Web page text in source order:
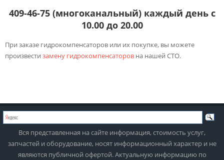
409-46-75 (многоканальный) каждый день с
10.00 до 20.00
При заказе гидрокомпенсаторов или их покупке, вы можете
произвести замену гидрокомпенсаторов на нашей СТО.
Вся представленная на сайте информация, стоимость услуг,
запчастей и оборудование, носят информационный характер и не
являются публичной офертой. Актуальную информацию по